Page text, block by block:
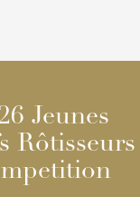
Jeunes
Rôtisseurs
Jeunes
Rôtisseurs